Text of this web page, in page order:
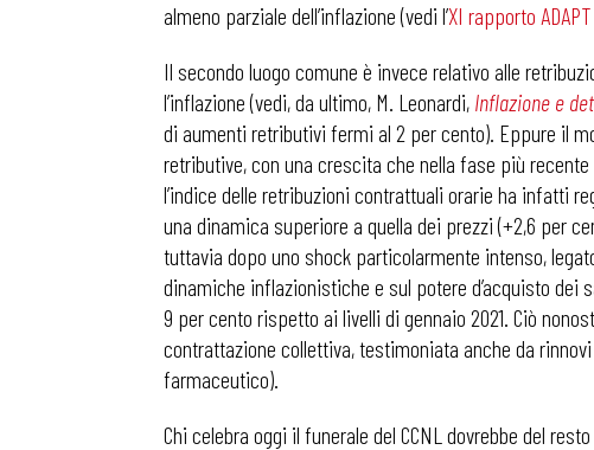
almeno parziale dell’inflazione (vedi l’XI rapporto
Il secondo luogo comune è invece relativo alle
l’inflazione (vedi, da ultimo, M. Leonardi, Inflazione e
di aumenti retributivi fermi al 2 per cento). Eppure il
retributive, con una crescita che nella fase più
l’indice delle retribuzioni contrattuali orarie ha infatti
una dinamica superiore a quella dei prezzi (+2,6 per
tuttavia dopo uno shock particolarmente intenso,
dinamiche inflazionistiche e sul potere d’acquisto
9 per cento rispetto ai livelli di gennaio 2021. Ciò
contrattazione collettiva, testimoniata anche da
farmaceutico).
Chi celebra oggi il funerale del CCNL dovrebbe del